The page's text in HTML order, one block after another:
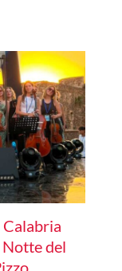
Calabria
Notte del